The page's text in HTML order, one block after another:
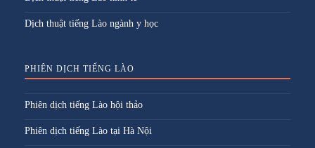
Dịch thuật tiếng Lào ngành y học
PHIÊN DỊCH TIẾNG LÀO
Phiên dịch tiếng Lào hội thảo
Phiên dịch tiếng Lào tại Hà Nội